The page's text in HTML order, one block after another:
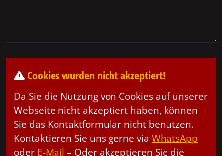
Cookies wurden nicht akzeptiert!
Da Sie die Nutzung von Cookies auf unserer
Webseite nicht akzeptiert haben, können
Sie das Kontaktformular nicht benutzen.
Kontaktieren Sie uns gerne via WhatsApp
oder E-Mail – Oder akzeptieren Sie die